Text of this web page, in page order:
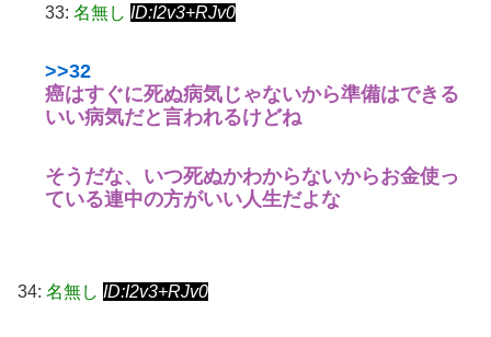
33: 名無し ID:I2v3+RJv0
>>32
癌はすぐに死ぬ病気じゃないから準備はできる
いい病気だと言われるけどね
そうだな、いつ死ぬかわからないからお金使っ
ている連中の方がいい人生だよな
34: 名無し ID:I2v3+RJv0